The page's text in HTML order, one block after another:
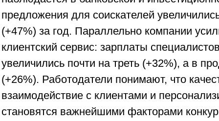
предложения для соискателей
(+47%) за год. Параллельно компании
клиентский сервис: зарплаты
увеличились почти на треть (+32%), а в
(+26%). Работодатели понимают, что
взаимодействие с клиентами и
становятся важнейшими факторами